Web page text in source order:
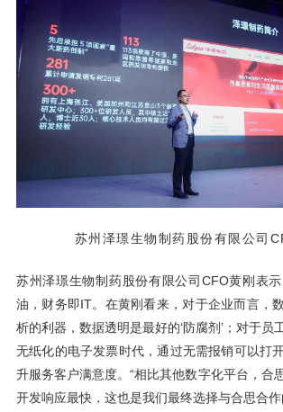
苏州泽璟生物制药股份有限公司
苏州泽璟生物制药股份有限公司CFO黄刚表
油，财务即IT。在黄刚看来，对于企业而言，
析的利器，数据透明是最好的‘防腐剂’；对于员
无纸化的电子发票时代，通过无需报销可以打
升服务客户满意度。“相比其他数字化平台，合
开发响应最快，这也是我们最终选择与合思合作